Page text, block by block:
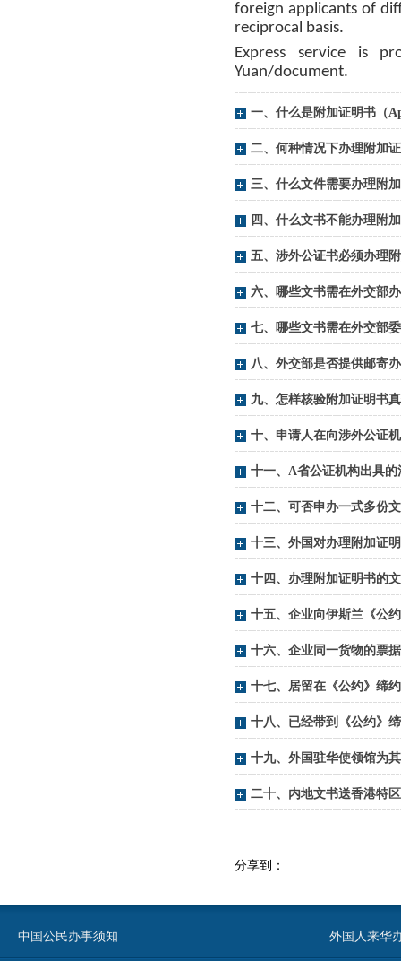
foreign applicants of
reciprocal basis.
Express service is
Yuan/document.
一、什么是附加证明书（
二、何种情况下办理附加
三、什么文件需要办理附
四、什么文书不能办理附
五、涉外公证书必须办理
六、哪些文书需在外交部
七、哪些文书需在外交部
八、外交部是否提供邮寄
九、怎样核验附加证明书
十、申请人在向涉外公证
十一、A省公证机构出具
十二、可否申办一式多份
十三、外国对办理附加证
十四、办理附加证明书的
十五、企业向伊斯兰《公
十六、企业同一货物的票
十七、居留在《公约》缔
十八、已经带到《公约》
十九、外国驻华使领馆为
二十、内地文书送香港特
分享到：
中国公民办事须知 外国人来华